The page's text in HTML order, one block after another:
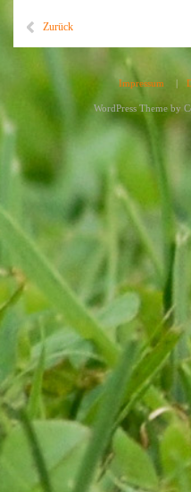
Zurück
Impressum |
WordPress Theme by